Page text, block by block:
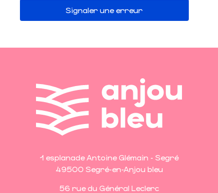
Signaler une erreur
1 esplanade Antoine Glémain - Segré
49500 Segré-en-Anjou bleu
56 rue du Général Leclerc